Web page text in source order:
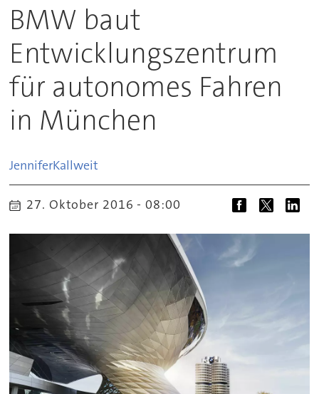
BMW baut
Entwicklungszentrum
für autonomes Fahren
in München
JenniferKallweit
27. Oktober 2016 - 08:00